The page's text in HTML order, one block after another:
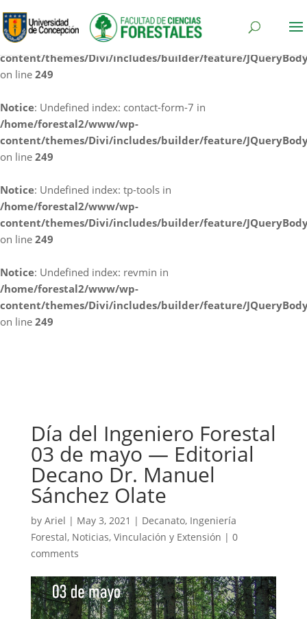
Notice: Undefined index: cf7rl-redirect_method in
/home/forestal2/www/wp-
content/themes/Divi/includes/builder/feature/
on line 249
Notice: Undefined index: contact-form-7 in
/home/forestal2/www/wp-
content/themes/Divi/includes/builder/feature/
on line 249
Notice: Undefined index: tp-tools in
/home/forestal2/www/wp-
content/themes/Divi/includes/builder/feature/
on line 249
Notice: Undefined index: revmin in
/home/forestal2/www/wp-
content/themes/Divi/includes/builder/feature/
on line 249
Día del Ingeniero Forestal
03 de mayo — Editorial
Decano Dr. Manuel
Sánchez Olate
by Ariel | May 3, 2021 | Decanato, Ingeniería
Forestal, Noticias, Vinculación y Extensión | 0
comments